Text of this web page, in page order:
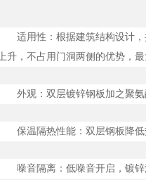
适用性：根据建筑结构设计
升，不占用门洞两侧的优势，最
外观：双层镀锌钢板加之聚
保温隔热性能：双层钢板降
噪音隔离：低噪音开启，镀